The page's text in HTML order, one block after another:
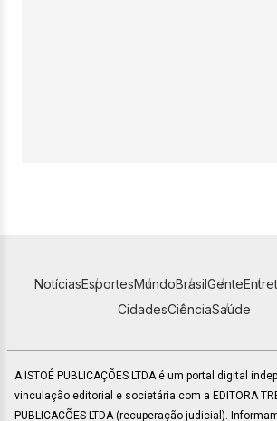
NotíciasEsportesMundoBrasilGente
CidadesCiênciaSaúde
A ISTOÉ PUBLICAÇÕES LTDA é um portal digital
vinculação editorial e societária com a EDITORA
PUBLICACÕES LTDA (recuperação judicial).